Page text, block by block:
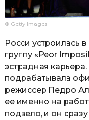
© Getty Images
Росси устроилась
группу «Peor
эстрадная
подрабатывала
режиссер Педро
ее именно на
подвело, и он